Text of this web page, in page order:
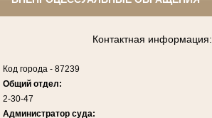
Контактная информация:
Код города - 87239
Общий отдел:
2-30-47
Администратор суда: